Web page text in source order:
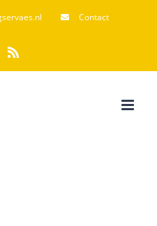
Contact